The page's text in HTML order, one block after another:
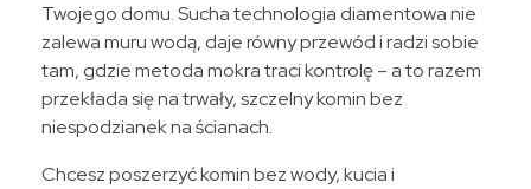
Twojego domu. Sucha technologia diamentowa nie
zalewa muru wodą, daje równy przewód i radzi sobie
tam, gdzie metoda mokra traci kontrolę – a to razem
przekłada się na trwały, szczelny komin bez
niespodzianek na ścianach.
Chcesz poszerzyć komin bez wody, kucia i